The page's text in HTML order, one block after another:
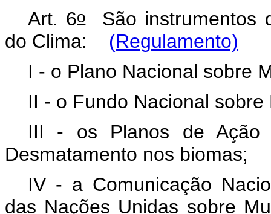
Art. 6oSão instrumentos
do Clima: (Regulamento)
I - o Plano Nacional sobre
II - o Fundo Nacional
III - os Planos de Ação
Desmatamento nos
IV - a Comunicação
das Nações Unidas sobre